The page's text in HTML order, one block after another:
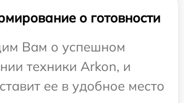
о готовности
Вам о успешном
техники Arkon, и
ее в удобное место